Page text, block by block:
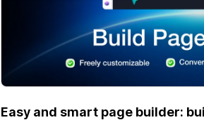
Easy and smart page builder: